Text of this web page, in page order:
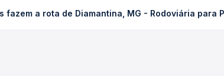
compra. Na Quero Passagem você compara os
fazem a rota de Diamantina, MG - Rodoviária para